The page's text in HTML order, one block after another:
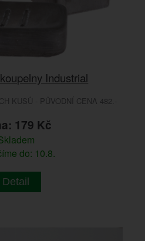
Industrial
KUSŮ - PŮVODNÍ CENA 482.-
179 Kč
do: 10.8.
Detail